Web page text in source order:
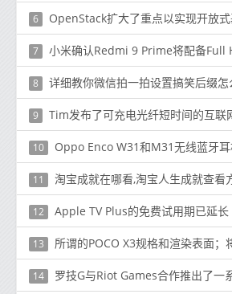
6 OpenStack扩大了重点以实现开放
7 小米确认Redmi 9 Prime将配备Full
8 详细教你微信拍一拍设置搞笑后缀怎
9 Tim发布了可充电光纤短时间的互联
10 Oppo Enco W31和M31无线蓝牙
11 淘宝成就在哪看,淘宝人生成就查看
12 Apple TV Plus的免费试用期已延长
13 所谓的POCO X3规格和渲染表面；
14 罗技G与Riot Games合作推出了一